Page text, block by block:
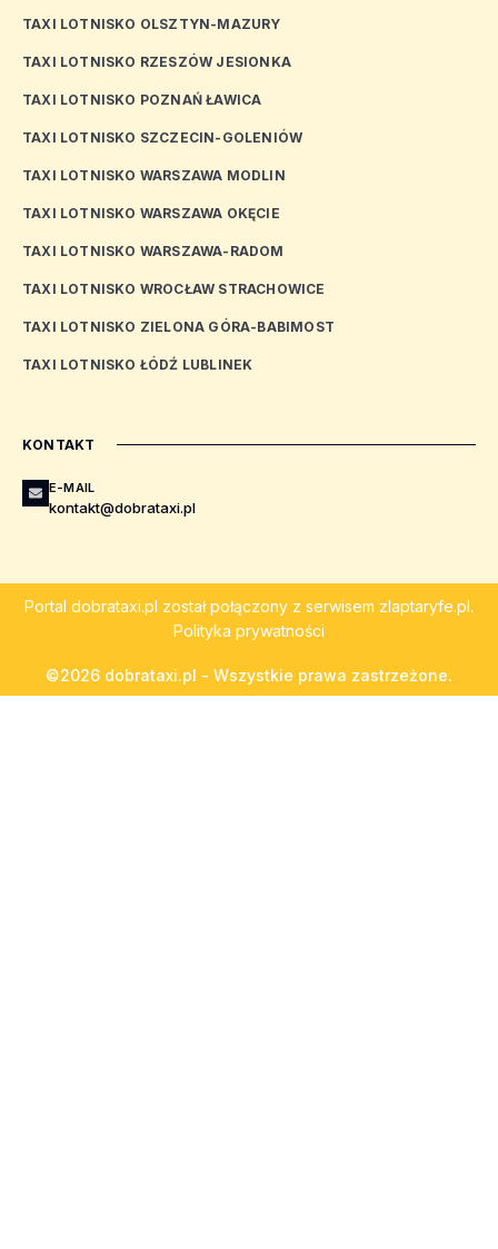
TAXI LOTNISKO OLSZTYN-MAZURY
TAXI LOTNISKO RZESZÓW JESIONKA
TAXI LOTNISKO POZNAŃ ŁAWICA
TAXI LOTNISKO SZCZECIN-GOLENIÓW
TAXI LOTNISKO WARSZAWA MODLIN
TAXI LOTNISKO WARSZAWA OKĘCIE
TAXI LOTNISKO WARSZAWA-RADOM
TAXI LOTNISKO WROCŁAW STRACHOWICE
TAXI LOTNISKO ZIELONA GÓRA-BABIMOST
TAXI LOTNISKO ŁÓDŹ LUBLINEK
KONTAKT
E-MAIL
kontakt@dobrataxi.pl
Portal dobrataxi.pl został połączony z serwisem zlaptaryfe.pl.
Polityka prywatności
©2026 dobrataxi.pl - Wszystkie prawa zastrzeżone.